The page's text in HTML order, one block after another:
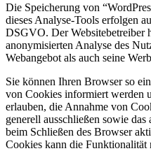
Die Speicherung von
dieses Analyse-Tools erfolgen
DSGVO. Der Websitebetreiber
anonymisierten Analyse des
Webangebot als auch seine
Sie können Ihren Browser so
von Cookies informiert werden
erlauben, die Annahme von
generell ausschließen sowie
beim Schließen des Browser
Cookies kann die Funktionalität